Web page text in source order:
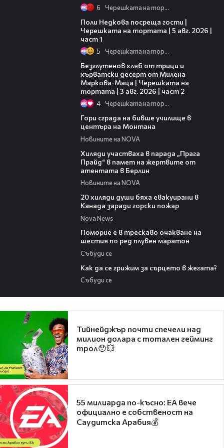
6 Черешката на тортата
Поли Недкова посреща гости |
Черешката на тортата | 5 авг. 2026 |
част 1
5 Черешката на тортата
Безглутенов хляб от трици и
хърватски десерт от Милена
Маркова-Маца | Черешката на
тортата | 3 авг. 2026 | част 2
4 Черешката на тортата
Гори сграда на бивше училище в
центъра на Монтана
Новините на NOVA
Хиляди участваха в парада „Прага
Прайд“ в памет на жертвите от
атентата в Берлин
Новините на NOVA
20 хиляди души бяха евакуирани в
Канада заради горски пожар
Nova News
Поморие е в трескаво очакване на
шестия по ред плувен маратон
Събуди се
Как да се грижим за сърцето в жегата?
Събуди се
Тийнейджър почти спечели над
милион долара с тотален гейминг
трол😯💥
55 милиарда по-късно: EA вече
официално е собственост на
Саудитска Арабия💰